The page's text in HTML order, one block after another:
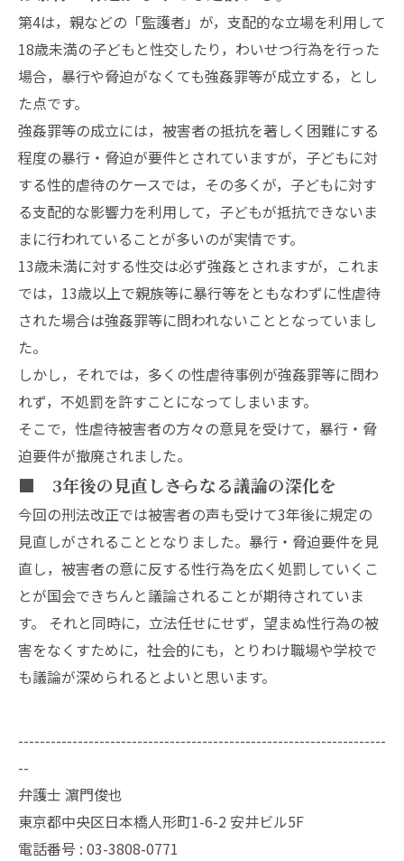
第4は，親などの「監護者」が，支配的な立場を利用して
18歳未満の子どもと性交したり，わいせつ行為を行った
場合，暴行や脅迫がなくても強姦罪等が成立する，とし
た点です。
強姦罪等の成立には，被害者の抵抗を著しく困難にする
程度の暴行・脅迫が要件とされていますが，子どもに対
する性的虐待のケースでは，その多くが，子どもに対す
る支配的な影響力を利用して，子どもが抵抗できないま
まに行われていることが多いのが実情です。
13歳未満に対する性交は必ず強姦とされますが，これま
では，13歳以上で親族等に暴行等をともなわずに性虐待
された場合は強姦罪等に問われないこととなっていまし
た。
しかし，それでは，多くの性虐待事例が強姦罪等に問わ
れず，不処罰を許すことになってしまいます。
そこで，性虐待被害者の方々の意見を受けて，暴行・脅
迫要件が撤廃されました。
■ 3年後の見直し――さらなる議論の深化を
今回の刑法改正では被害者の声も受けて3年後に規定の
見直しがされることとなりました。暴行・脅迫要件を見
直し，被害者の意に反する性行為を広く処罰していくこ
とが国会できちんと議論されることが期待されていま
す。 それと同時に，立法任せにせず，望まぬ性行為の被
害をなくすために，社会的にも，とりわけ職場や学校で
も議論が深められるとよいと思います。
--------------------------------------------------------------------
--
弁護士 濵門俊也
東京都中央区日本橋人形町1-6-2 安井ビル5F
電話番号 : 03-3808-0771